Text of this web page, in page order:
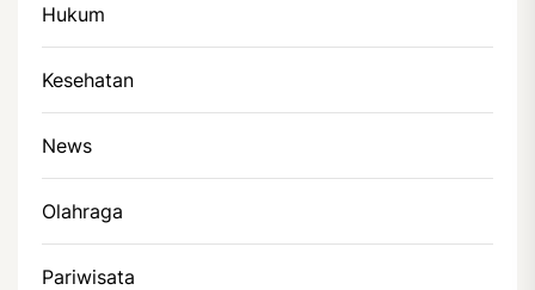
Hukum
Kesehatan
News
Olahraga
Pariwisata